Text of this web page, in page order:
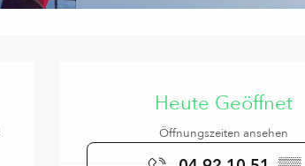
Heute Geöffnet
Öffnungszeiten ansehen